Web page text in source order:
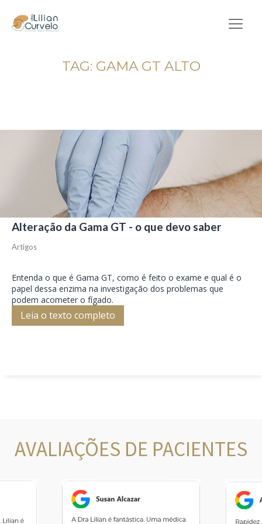
TAG: GAMA GT ALTO
Alteração da Gama GT - o que devo saber
Artigos
Entenda o que é Gama GT, como é feito o exame e qual é o
papel dessa enzima na investigação dos problemas que
podem acometer o fígado.
Leia o texto completo
AVALIAÇÕES DE PACIENTES